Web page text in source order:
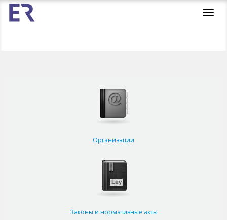
Организации
Законы и нормативные акты